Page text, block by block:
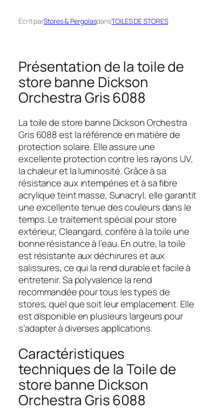
Écrit parStores & PergolasdansTOILES DE STORES
Présentation de la toile de
store banne Dickson
Orchestra Gris 6088
La toile de store banne Dickson Orchestra
Gris 6088 est la référence en matière de
protection solaire. Elle assure une
excellente protection contre les rayons UV,
la chaleur et la luminosité. Grâce à sa
résistance aux intempéries et à sa fibre
acrylique teint masse, Sunacryl, elle garantit
une excellente tenue des couleurs dans le
temps. Le traitement spécial pour store
extérieur, Cleangard, confère à la toile une
bonne résistance à l’eau. En outre, la toile
est résistante aux déchirures et aux
salissures, ce qui la rend durable et facile à
entretenir. Sa polyvalence la rend
recommandée pour tous les types de
stores, quel que soit leur emplacement. Elle
est disponible en plusieurs largeurs pour
s’adapter à diverses applications.
Caractéristiques
techniques de la Toile de
store banne Dickson
Orchestra Gris 6088